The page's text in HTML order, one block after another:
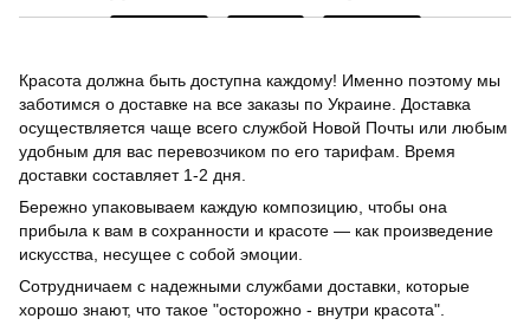
Красота должна быть доступна каждому! Именно поэтому мы
заботимся о доставке на все заказы по Украине. Доставка
осуществляется чаще всего службой Новой Почты или любым
удобным для вас перевозчиком по его тарифам. Время
доставки составляет 1-2 дня.
Бережно упаковываем каждую композицию, чтобы она
прибыла к вам в сохранности и красоте — как произведение
искусства, несущее с собой эмоции.
Сотрудничаем с надежными службами доставки, которые
хорошо знают, что такое "осторожно - внутри красота".